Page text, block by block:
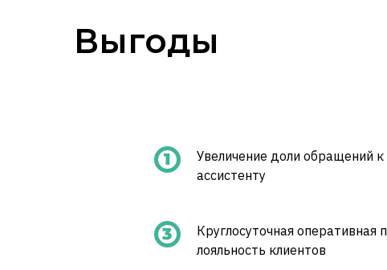
Выгоды
Увеличение доли обращений
ассистенту
Круглосуточная
лояльность клиентов